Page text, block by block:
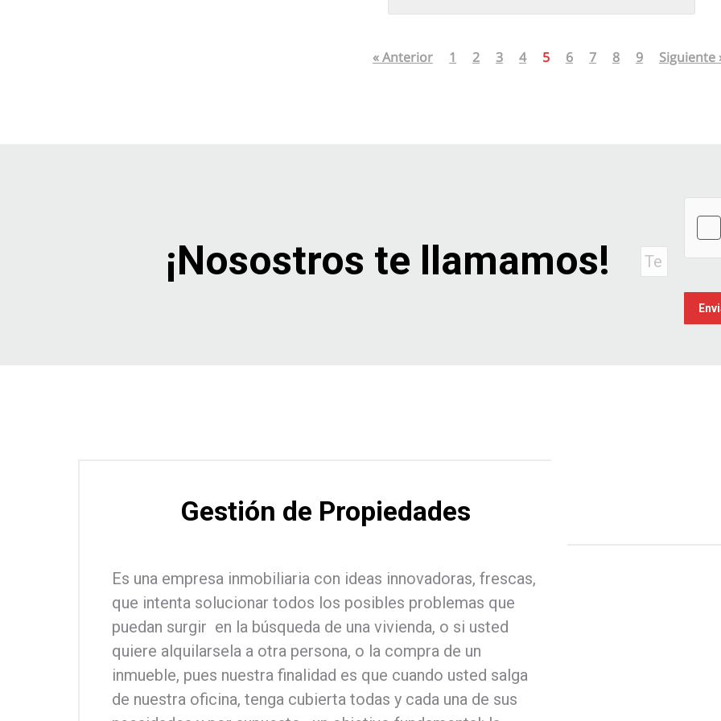
« Anterior 1 2 3 4 5 6 7 8 9 Siguiente
¡Nosostros te llamamos!
Gestión de Propiedades
Es una empresa inmobiliaria con ideas innovadoras, frescas,
que intenta solucionar todos los posibles problemas que
puedan surgir en la búsqueda de una vivienda, o si usted
quiere alquilarsela a otra persona, o la compra de un
inmueble, pues nuestra finalidad es que cuando usted salga
de nuestra oficina, tenga cubierta todas y cada una de sus